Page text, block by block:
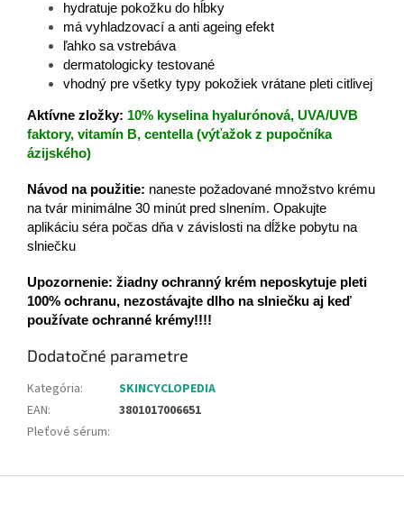
hydratuje pokožku do hĺbky
má vyhladzovací a anti ageing efekt
ľahko sa vstrebáva
dermatologicky testované
vhodný pre všetky typy pokožiek vrátane pleti citlivej
Aktívne zložky: 10% kyselina hyalurónová, UVA/UVB
faktory, vitamín B, centella (výťažok z pupočníka
ázijského)
Návod na použitie: naneste požadované množstvo krému
na tvár minimálne 30 minút pred slnením. Opakujte
aplikáciu séra počas dňa v závislosti na dĺžke pobytu na
slniečku
Upozornenie: žiadny ochranný krém neposkytuje pleti
100% ochranu, nezostávajte dlho na slniečku aj keď
používate ochranné krémy!!!!
Dodatočné parametre
Kategória:
SKINCYCLOPEDIA
EAN:
3801017006651
Pleťové sérum: